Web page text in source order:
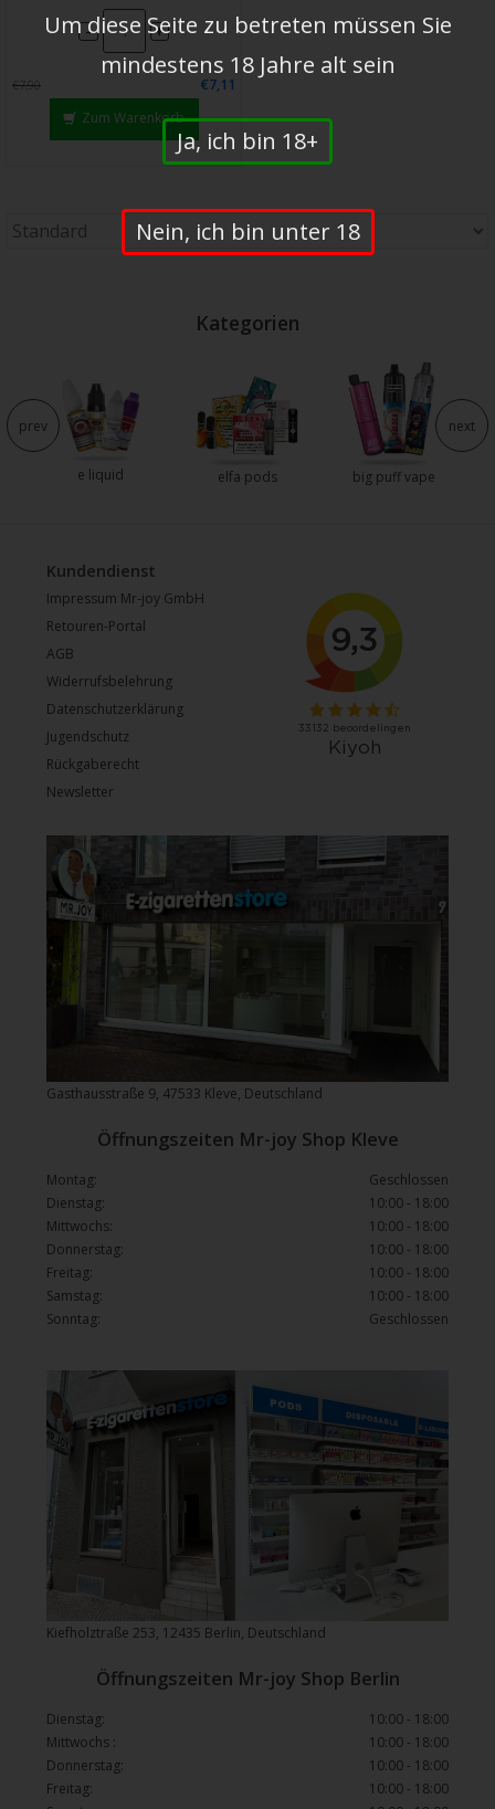
- +
€7,90
€7,11
Zum Warenkorb
Kategorien
e liquid elfa pods big puff vape
prev next
Kundendienst
Impressum Mr-joy GmbH
Retouren-Portal
AGB
Widerrufsbelehrung
Datenschutzerklärung
Jugendschutz
Rückgaberecht
Newsletter
Gasthausstraße 9, 47533 Kleve, Deutschland
Kiefholztraße 253, 12435 Berlin, Deutschland
Öffnungszeiten Mr-joy Shop Kleve
Montag:
Geschlossen
Dienstag:
10:00 - 18:00
Mittwochs:
10:00 - 18:00
Donnerstag:
10:00 - 18:00
Freitag:
10:00 - 18:00
Samstag:
10:00 - 18:00
Sonntag:
Geschlossen
Öffnungszeiten Mr-joy Shop Berlin
Dienstag:
10:00 - 18:00
Mittwochs :
10:00 - 18:00
Donnerstag:
10:00 - 18:00
Freitag:
10:00 - 18:00
Um diese Seite zu betreten müssen Sie
mindestens 18 Jahre alt sein
Ja, ich bin 18+
Nein, ich bin unter 18